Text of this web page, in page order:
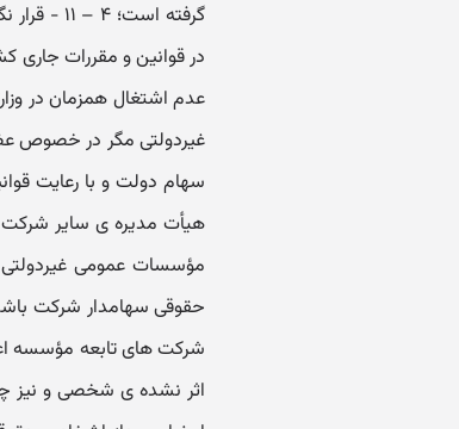
گرفته
عدم اشتغال همزمان در
غیردولتی مگر در خصوص
هیأت مدیره ی سایر شرکت
مؤسسات عمومی
اثر نشده ی شخصی و نیز